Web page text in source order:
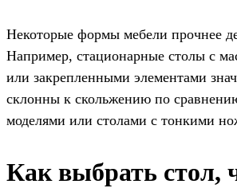
Некоторые формы мебели прочнее
Например, стационарные столы с
или закрепленными элементами
склонны к скольжению по
моделями или столами с тонкими
Как выбрать стол,